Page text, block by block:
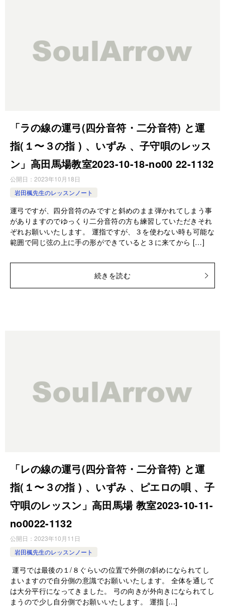
「ラの線の運弓(四分音符・二分音符) と運
指(１〜３の指 ) 、いずみ 、子守唄のレッス
ン」高田馬場教室2023-10-18-no00 22-1132
公開日： 2023年10月18日
岩田楓先生のレッスンノート
運弓ですが、四分音符のみですと斜めのまま弾かれてしまう事
がありますのでゆっくり二分音符の方も練習していただきそれ
ぞれお願いいたします。 運指ですが、３を使わない時も可能な
範囲で同じ弦の上に手の形ができていると３に来てから […]
続きを読む
「レの線の運弓(四分音符・二分音符) と運
指(１〜３の指 ) 、いずみ 、ピエロの唄 、子
守唄のレッスン」高田馬場 教室2023-10-11-
no0022-1132
公開日： 2023年10月11日
岩田楓先生のレッスンノート
運弓では最後の１/８ぐらいの位置で外側の斜めになられてし
まいますので自分側の意識でお願いいたします。 全体を通して
は大分平行になってきました。 弓の向きが外向きになられてし
まうので少し自分側でお願いいたします。 運指 […]